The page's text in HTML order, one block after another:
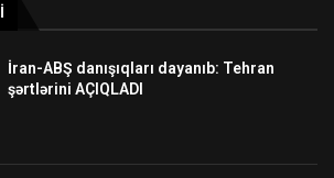
İran-ABŞ danışıqları dayanıb: Tehran
şərtlərini AÇIQLADI